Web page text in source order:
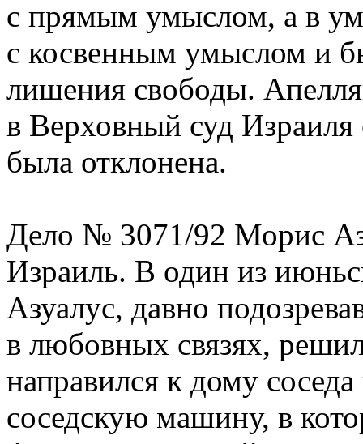
с прямым умыслом, а в
с косвенным умыслом и
лишения свободы.
в Верховный суд
была отклонена.
Дело № 3071/92 Морис
Израиль. В один из
Азуалус, давно
в любовных связях,
направился к дому
соседскую машину, в